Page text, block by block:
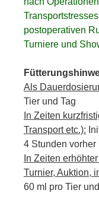
postoperativen
Turniere und
Als
Tier und Tag
In Zeiten
Transport etc.):
4 Stunden vorher
In Zeiten
Turnier, Auktion,
60 ml pro Tier